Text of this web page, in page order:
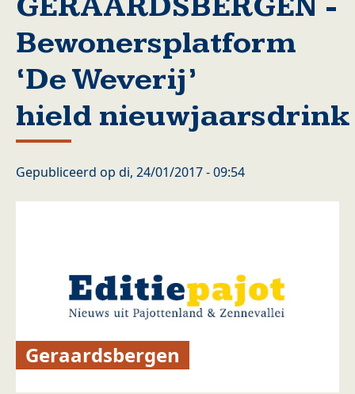
Bewonersplatform
‘De Weverij’
hield nieuwjaarsdrink
Gepubliceerd op di, 24/01/2017 - 09:54
Geraardsbergen